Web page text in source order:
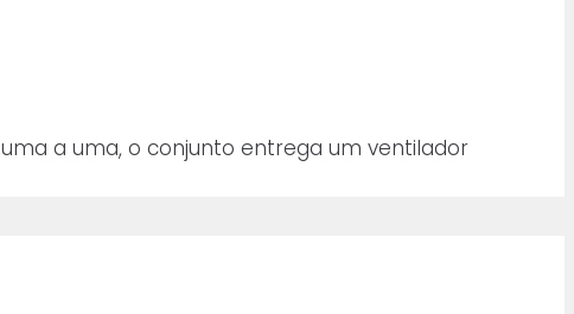
a uma, o conjunto entrega um ventilador